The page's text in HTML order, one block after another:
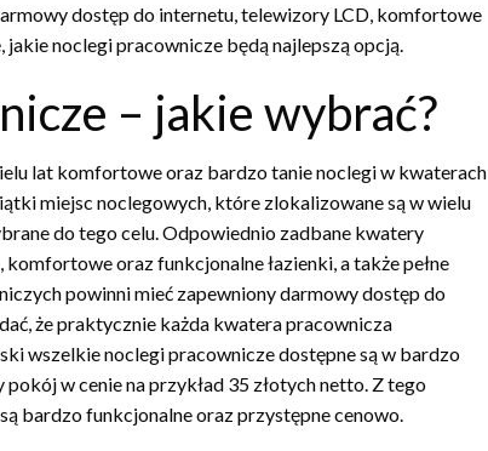
dostęp do internetu, telewizory LCD, komfortowe
noclegi pracownicze będą najlepszą opcją.
– jakie wybrać?
lat komfortowe oraz bardzo tanie noclegi w kwaterach
miejsc noclegowych, które zlokalizowane są w wielu
do tego celu. Odpowiednio zadbane kwatery
oraz funkcjonalne łazienki, a także pełne
powinni mieć zapewniony darmowy dostęp do
że praktycznie każda kwatera pracownicza
wszelkie noclegi pracownicze dostępne są w bardzo
w cenie na przykład 35 złotych netto. Z tego
bardzo funkcjonalne oraz przystępne cenowo.